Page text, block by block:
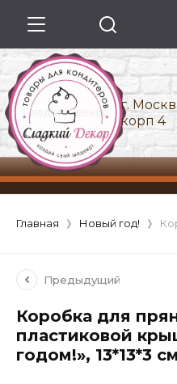
г.
корп 4
Главная Новый год!
Предыдущий
Коробка для
пластиковой
годом!», 13*13*3 см